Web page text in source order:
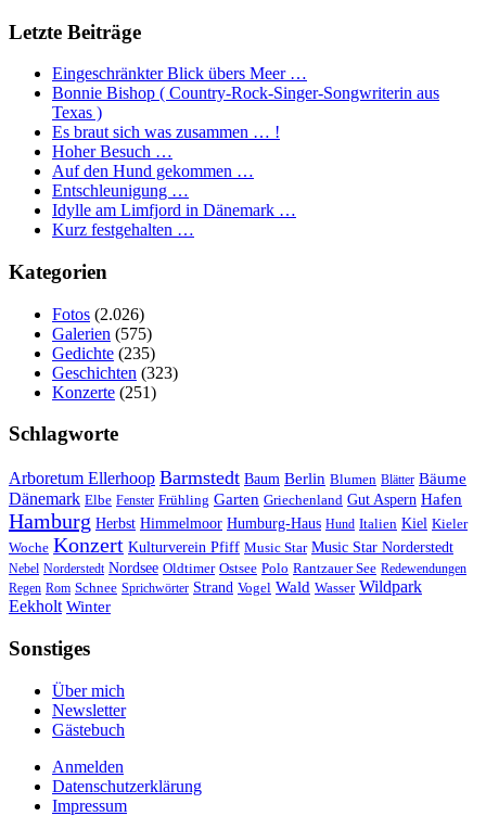
Letzte Beiträge
Eingeschränkter Blick übers Meer …
Bonnie Bishop ( Country-Rock-Singer-Songwriterin aus
Texas )
Es braut sich was zusammen … !
Hoher Besuch …
Auf den Hund gekommen …
Entschleunigung …
Idylle am Limfjord in Dänemark …
Kurz festgehalten …
Kategorien
Fotos (2.026)
Galerien (575)
Gedichte (235)
Geschichten (323)
Konzerte (251)
Schlagworte
Arboretum Ellerhoop Barmstedt Baum Berlin Blumen Blätter Bäume
Dänemark Elbe Fenster Frühling Garten Griechenland Gut Aspern Hafen
Hamburg Herbst Himmelmoor Humburg-Haus Hund Italien Kiel Kieler
Woche Konzert Kulturverein Pfiff Music Star Music Star Norderstedt
Nebel Norderstedt Nordsee Oldtimer Ostsee Polo Rantzauer See Redewendungen
Regen Rom Schnee Sprichwörter Strand Vogel Wald Wasser Wildpark
Eekholt Winter
Sonstiges
Über mich
Newsletter
Gästebuch
Anmelden
Datenschutzerklärung
Impressum